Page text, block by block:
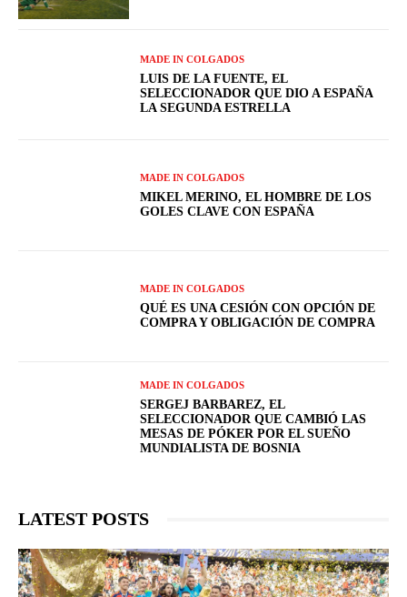
MADE IN COLGADOS
LUIS DE LA FUENTE, EL
SELECCIONADOR QUE DIO A ESPAÑA
LA SEGUNDA ESTRELLA
MADE IN COLGADOS
MIKEL MERINO, EL HOMBRE DE LOS
GOLES CLAVE CON ESPAÑA
MADE IN COLGADOS
QUÉ ES UNA CESIÓN CON OPCIÓN DE
COMPRA Y OBLIGACIÓN DE COMPRA
MADE IN COLGADOS
SERGEJ BARBAREZ, EL
SELECCIONADOR QUE CAMBIÓ LAS
MESAS DE PÓKER POR EL SUEÑO
MUNDIALISTA DE BOSNIA
LATEST POSTS